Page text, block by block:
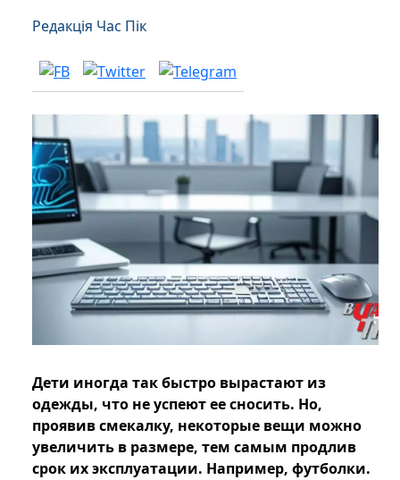
Редакція Час Пік
Дети иногда так быстро вырастают из
одежды, что не успеют ее сносить. Но,
проявив смекалку, некоторые вещи можно
увеличить в размере, тем самым продлив
срок их эксплуатации. Например, футболки.